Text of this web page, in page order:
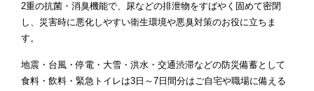
2重の抗菌・消臭機能で、尿などの排泄物をすばやく固めて密閉
し、災害時に悪化しやすい衛生環境や悪臭対策のお役に立ちま
す。
地震・台風・停電・大雪・洪水・交通渋滞などの防災備蓄として
食料・飲料・緊急トイレは3日～7日間分はご自宅や職場に備える